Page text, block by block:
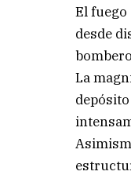
El fuego
desde
La